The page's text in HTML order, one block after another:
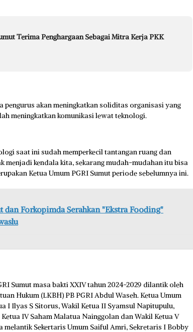
Terima Penghargaan Sebagai Mitra Kerja PKK
pengurus akan meningkatkan soliditas organisasi yang
meningkatkan komunikasi lewat teknologi.
saat ini sudah memperkecil tantangan ruang dan
menjadi kendala kita, sekarang mudah-mudahan itu bisa
Ketua Umum PGRI Sumut periode sebelumnya ini.
dan Forkopimda Serahkan "Ekstra Fooding"
Sumut masa bakti XXIV tahun 2024-2029 dilantik oleh
Hukum (LKBH) PB PGRI Abdul Waseh. Ketua Umum
I Ilyas S Sitorus, Wakil Ketua II Syamsul Napitupulu,
IV Saham Malatua Nainggolan dan Wakil Ketua V
melantik Sekertaris Umum Saiful Amri, Sekretaris I Bobby